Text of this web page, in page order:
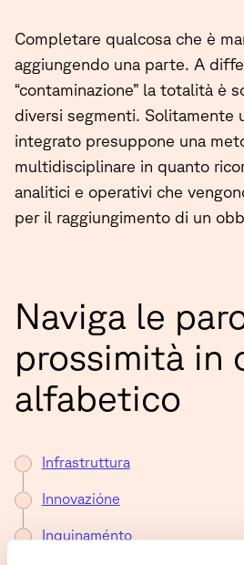
Completare qualcosa che è
aggiungendo una parte. A
“contaminazione” la totalità è
diversi segmenti. Solitamente
integrato presuppone una
multidisciplinare in quanto
analitici e operativi che
per il raggiungimento di un
Naviga le
prossimità in
alfabetico
Infrastruttura
Innovazióne
Inquinaménto